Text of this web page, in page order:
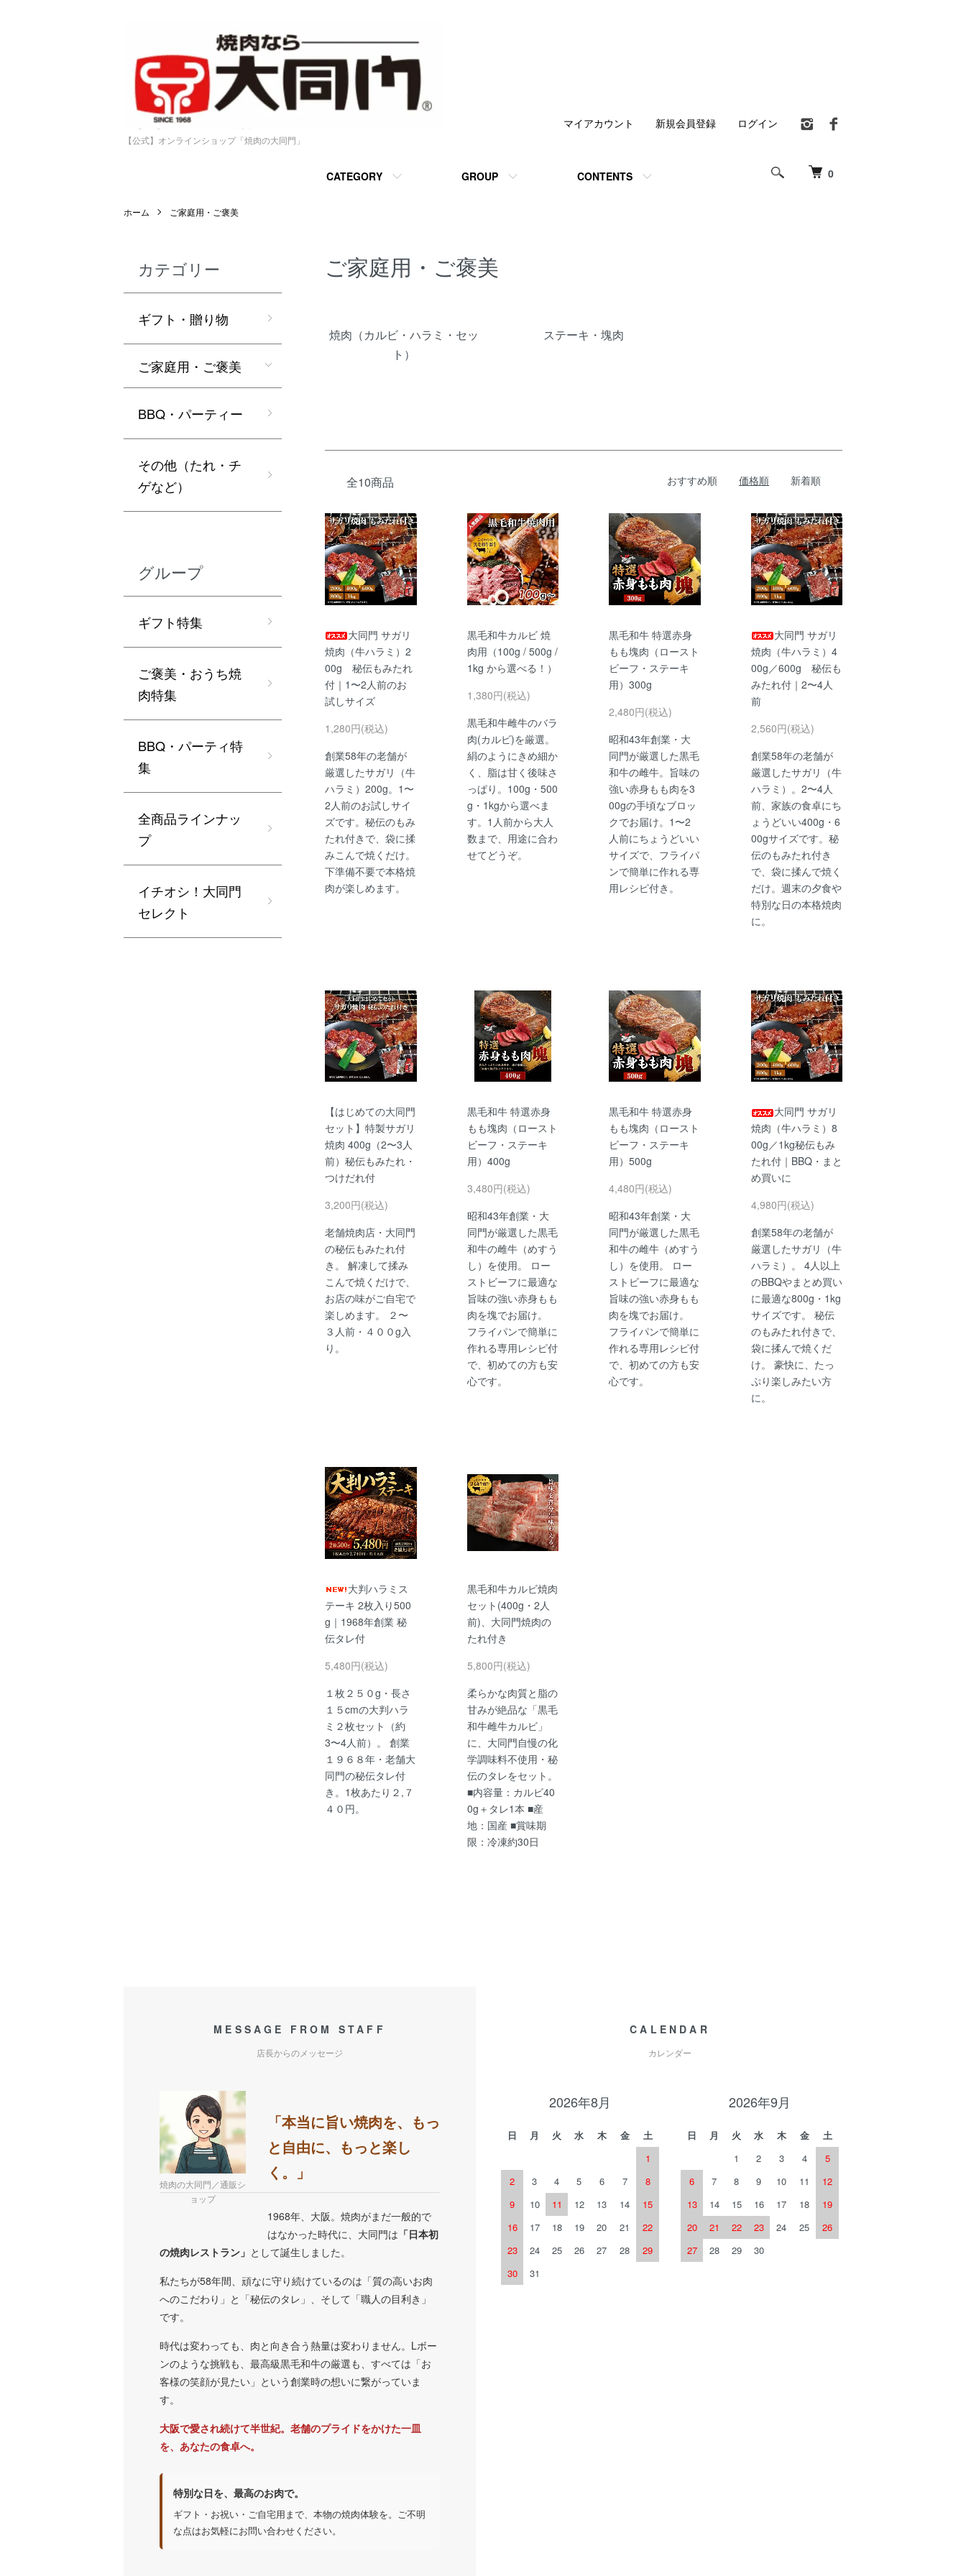
【公式】オンラインショップ「焼肉の大同門」
0
CATEGORY GROUP CONTENTS
マイアカウント 新規会員登録 ログイン
ホーム ご家庭用・ご褒美
ご家庭用・ご褒美
焼肉（カルビ・ハラミ・セッ
ト）
ステーキ・塊肉
全10商品 おすすめ順 価格順 新着順
大同門 サガリ
焼肉（牛ハラミ）2
00g 秘伝もみたれ
付｜1〜2人前のお
試しサイズ
1,280円(税込)
創業58年の老舗が
厳選したサガリ（牛
ハラミ）200g。1〜
2人前のお試しサイ
ズです。秘伝のもみ
たれ付きで、袋に揉
みこんで焼くだけ。
下準備不要で本格焼
肉が楽しめます。
黒毛和牛カルビ 焼
肉用（100g / 500g /
1kg から選べる！）
1,380円(税込)
黒毛和牛雌牛のバラ
肉(カルビ)を厳選。
絹のようにきめ細か
く、脂は甘く後味さ
っぱり。100g・500
g・1kgから選べま
す。1人前から大人
数まで、用途に合わ
せてどうぞ。
黒毛和牛 特選赤身
もも塊肉（ロースト
ビーフ・ステーキ
用）300g
2,480円(税込)
昭和43年創業・大
同門が厳選した黒毛
和牛の雌牛。旨味の
強い赤身もも肉を3
00gの手頃なブロッ
クでお届け。1〜2
人前にちょうどいい
サイズで、フライパ
ンで簡単に作れる専
用レシピ付き。
大同門 サガリ
焼肉（牛ハラミ）4
00g／600g 秘伝も
みたれ付｜2〜4人
前
2,560円(税込)
創業58年の老舗が
厳選したサガリ（牛
ハラミ）。2〜4人
前、家族の食卓にち
ょうどいい400g・6
00gサイズです。秘
伝のもみたれ付き
で、袋に揉んで焼く
だけ。週末の夕食や
特別な日の本格焼肉
に。
【はじめての大同門
セット】特製サガリ
焼肉 400g（2〜3人
前）秘伝もみたれ・
つけだれ付
3,200円(税込)
老舗焼肉店・大同門
の秘伝もみたれ付
き。 解凍して揉み
こんで焼くだけで、
お店の味がご自宅で
楽しめます。 ２〜
３人前・４００g入
り。
黒毛和牛 特選赤身
もも塊肉（ロースト
ビーフ・ステーキ
用）400g
3,480円(税込)
昭和43年創業・大
同門が厳選した黒毛
和牛の雌牛（めすう
し）を使用。 ロー
ストビーフに最適な
旨味の強い赤身もも
肉を塊でお届け。
フライパンで簡単に
作れる専用レシピ付
で、初めての方も安
心です。
黒毛和牛 特選赤身
もも塊肉（ロースト
ビーフ・ステーキ
用）500g
4,480円(税込)
昭和43年創業・大
同門が厳選した黒毛
和牛の雌牛（めすう
し）を使用。 ロー
ストビーフに最適な
旨味の強い赤身もも
肉を塊でお届け。
フライパンで簡単に
作れる専用レシピ付
で、初めての方も安
心です。
大同門 サガリ
焼肉（牛ハラミ）8
00g／1kg秘伝もみ
たれ付｜BBQ・まと
め買いに
4,980円(税込)
創業58年の老舗が
厳選したサガリ（牛
ハラミ）。 4人以上
のBBQやまとめ買い
に最適な800g・1kg
サイズです。 秘伝
のもみたれ付きで、
袋に揉んで焼くだ
け。 豪快に、たっ
ぷり楽しみたい方
に。
大判ハラミス
テーキ 2枚入り500
g｜1968年創業 秘
伝タレ付
5,480円(税込)
１枚２５０g・長さ
１５cmの大判ハラ
ミ２枚セット（約
3〜4人前）。 創業
１９６８年・老舗大
同門の秘伝タレ付
き。1枚あたり２,７
４０円。
黒毛和牛カルビ焼肉
セット(400g・2人
前)、大同門焼肉の
たれ付き
5,800円(税込)
柔らかな肉質と脂の
甘みが絶品な「黒毛
和牛雌牛カルビ」
に、大同門自慢の化
学調味料不使用・秘
伝のタレをセット。
■内容量：カルビ40
0g＋タレ1本 ■産
地：国産 ■賞味期
限：冷凍約30日
カテゴリー
ギフト・贈り物
ご家庭用・ご褒美
BBQ・パーティー
その他（たれ・チ
ゲなど）
グループ
ギフト特集
ご褒美・おうち焼
肉特集
BBQ・パーティ特
集
全商品ラインナッ
プ
イチオシ！大同門
セレクト
MESSAGE FROM STAFF
店長からのメッセージ
焼肉の大同門／通販シ
ョップ
「本当に旨い焼肉を、もっ
と自由に、もっと楽し
く。」
1968年、大阪。焼肉がまだ一般的で
はなかった時代に、大同門は 「日本初
の焼肉レストラン」 として誕生しました。
私たちが58年間、頑なに守り続けているのは「質の高いお肉
へのこだわり」と「秘伝のタレ」、そして「職人の目利き」
です。
時代は変わっても、肉と向き合う熱量は変わりません。Lボー
ンのような挑戦も、最高級黒毛和牛の厳選も、すべては「お
客様の笑顔が見たい」という創業時の想いに繋がっていま
す。
大阪で愛され続けて半世紀。老舗のプライドをかけた一皿
を、あなたの食卓へ。
特別な日を、最高のお肉で。
ギフト・お祝い・ご自宅用まで、本物の焼肉体験を。ご不明
な点はお気軽にお問い合わせください。
CALENDAR
カレンダー
2026年8月
日 月 火 水 木 金
土
1
2
3 4 5 6 7
8
9
10 11 12 13 14
15
16
17 18 19 20 21
22
23
24 25 26 27 28
29
30
31
2026年9月
日 月 火 水 木 金
土
1
2 3 4
5
6
7 8 9 10 11
12
13
14 15 16 17 18
19
20
21 22 23 24 25
26
27
28 29 30